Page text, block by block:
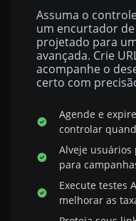
Assuma o
um encurtador
projetado para
avançada. Crie
acompanhe o
certo com
Agende e
controlar
Alveje
para
Execute testes
melhorar as